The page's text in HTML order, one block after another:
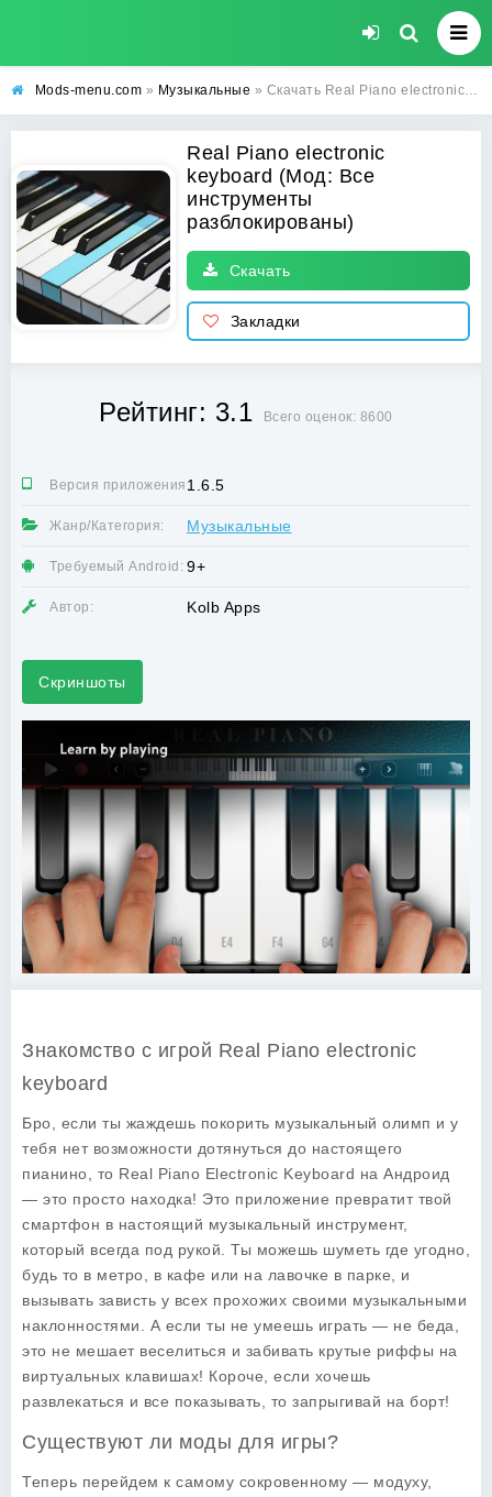
Mods-menu.com » Музыкальные » Скачать Real Piano electronic keyboard Взлом (Все инструменты разблокированы) на Андроид
Real Piano electronic
keyboard (Мод: Все
инструменты
разблокированы)
Скачать
Закладки
Рейтинг: 3.1 Всего оценок: 8600
Версия приложения:1.6.5
Жанр/Категория: Музыкальные
Требуемый Android: 9+
Автор: Kolb Apps
Скриншоты
Знакомство с игрой Real Piano electronic
keyboard
Бро, если ты жаждешь покорить музыкальный олимп и у
тебя нет возможности дотянуться до настоящего
пианино, то Real Piano Electronic Keyboard на Андроид
— это просто находка! Это приложение превратит твой
смартфон в настоящий музыкальный инструмент,
который всегда под рукой. Ты можешь шуметь где угодно,
будь то в метро, в кафе или на лавочке в парке, и
вызывать зависть у всех прохожих своими музыкальными
наклонностями. А если ты не умеешь играть — не беда,
это не мешает веселиться и забивать крутые риффы на
виртуальных клавишах! Короче, если хочешь
развлекаться и все показывать, то запрыгивай на борт!
Существуют ли моды для игры?
Теперь перейдем к самому сокровенному — модуху,